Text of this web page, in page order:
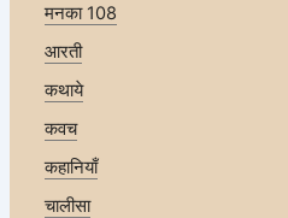
मनका 108
आरती
कथाये
कवच
कहानियाँ
चालीसा